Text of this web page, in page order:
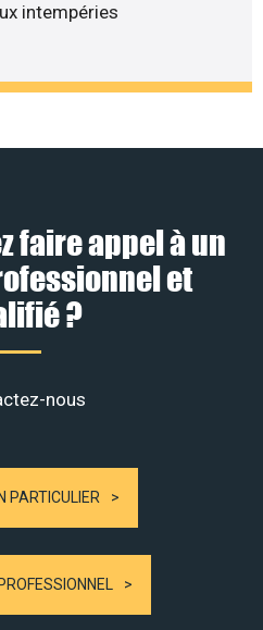
intempéries
faire appel à un
et
?
nous
PARTICULIER